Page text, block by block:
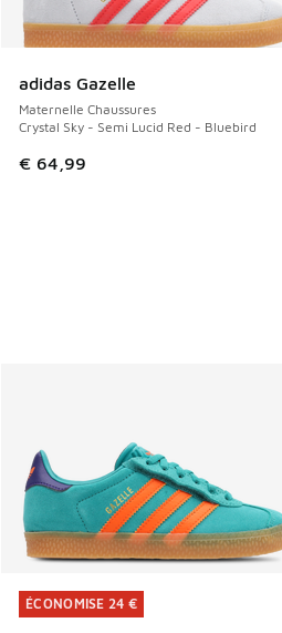
adidas Gazelle
Maternelle Chaussures
Crystal Sky - Semi Lucid Red - Bluebird
€ 64,99
ÉCONOMISE 24 €
ÉCONOMISE 24 €